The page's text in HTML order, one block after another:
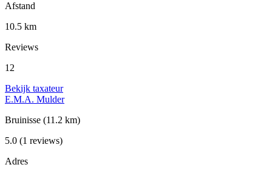
Afstand
10.5 km
Reviews
12
Bekijk taxateur
E.M.A. Mulder
Bruinisse (11.2 km)
5.0 (1 reviews)
Adres